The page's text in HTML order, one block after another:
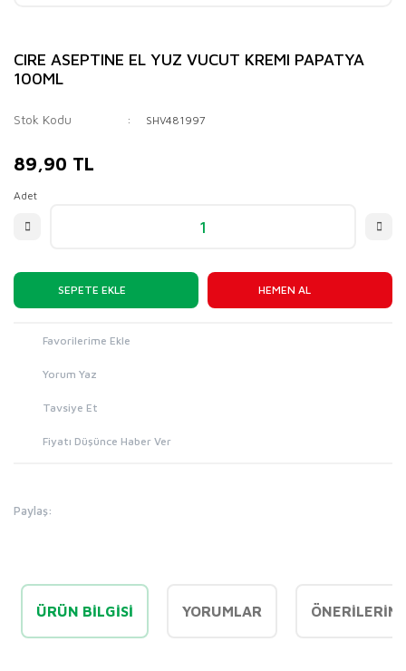
CIRE ASEPTINE EL YUZ VUCUT KREMI PAPATYA
100ML
Stok Kodu SHV481997
89,90 TL
Adet
SEPETE EKLE HEMEN AL
Yorum Yaz
Tavsiye Et
Fiyatı Düşünce Haber Ver
Paylaş:
ÜRÜN BILGISI YORUMLAR